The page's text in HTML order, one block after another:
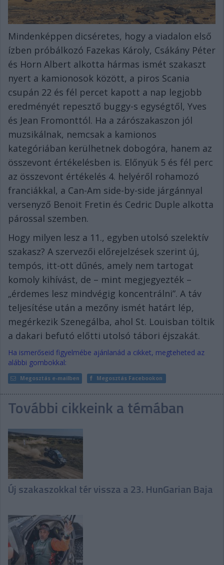
Mindenképpen dicséretes, hogy a viadalon első
ízben próbálkozó Fazekas Károly, Csákány Péter
és Horn Albert alkotta hármas ismét szakaszt
nyert a kamionosok között, a piros Scania
csupán 22 és fél percet kapott a nap legjobb
eredményét repesztő buggy-s egységtől, Yves
és Jean Fromonttól. Ha a zárószakaszon jól
muzsikálnak, nemcsak a kamionos
kategóriában kerülhetnek dobogóra, hanem az
összevont értékelésben is. Előnyük 5 és fél perc
az összevont értékelés 4. helyéről rohamozó
franciákkal, a Can-Am side-by-side járgánnyal
versenyző Benoit Fretin és Cedric Duple alkotta
párossal szemben.
Hogy milyen lesz a 11., egyben utolsó szelektív
szakasz? A szervezői előrejelzések szerint új,
tempós, itt-ott dűnés, amely nem tartogat
komoly kihívást, de – mint megjegyezték –
„érdemes lesz mindvégig koncentrálni”. A táv
teljesítése után a mezőny ismét határt lép,
megérkezik Szenegálba, ahol St. Louisban töltik
a dakari befutó előtti utolsó tábori éjszakát.
Ha ismerőseid figyelmébe ajánlanád a cikket, megteheted az
alábbi gombokkal:
Megosztás e-mailben Megosztás Facebookon
További cikkeink a témában
Új szakaszokkal tér vissza a 23. HunGarian Baja